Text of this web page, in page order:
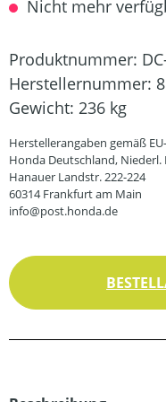
Nicht mehr
Produktnummer:
Herstellernummer:
Gewicht: 236 kg
Herstellerangaben gemäß
Honda Deutschland,
Hanauer Landstr. 222-224
60314 Frankfurt am Main
info@post.honda.de